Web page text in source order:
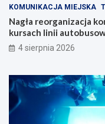
KOMUNIKACJA MIEJSKA
Nagła reorganizacja
kursach linii
4 sierpnia 2026